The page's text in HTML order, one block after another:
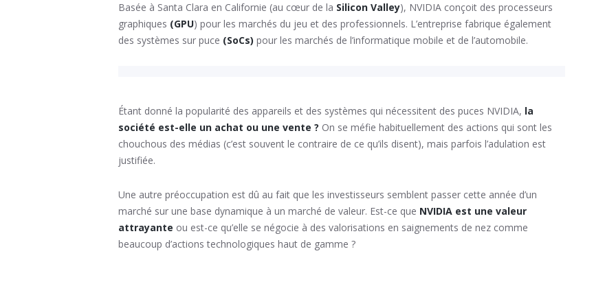
Basée à Santa Clara en Californie (au cœur de la Silicon Valley), NVIDIA conçoit des processeurs
graphiques (GPU) pour les marchés du jeu et des professionnels. L’entreprise fabrique également
des systèmes sur puce (SoCs) pour les marchés de l’informatique mobile et de l’automobile.
Étant donné la popularité des appareils et des systèmes qui nécessitent des puces NVIDIA, la
société est-elle un achat ou une vente ? On se méfie habituellement des actions qui sont les
chouchous des médias (c’est souvent le contraire de ce qu’ils disent), mais parfois l’adulation est
justifiée.
Une autre préoccupation est dû au fait que les investisseurs semblent passer cette année d’un
marché sur une base dynamique à un marché de valeur. Est-ce que NVIDIA est une valeur
attrayante ou est-ce qu’elle se négocie à des valorisations en saignements de nez comme
beaucoup d’actions technologiques haut de gamme ?